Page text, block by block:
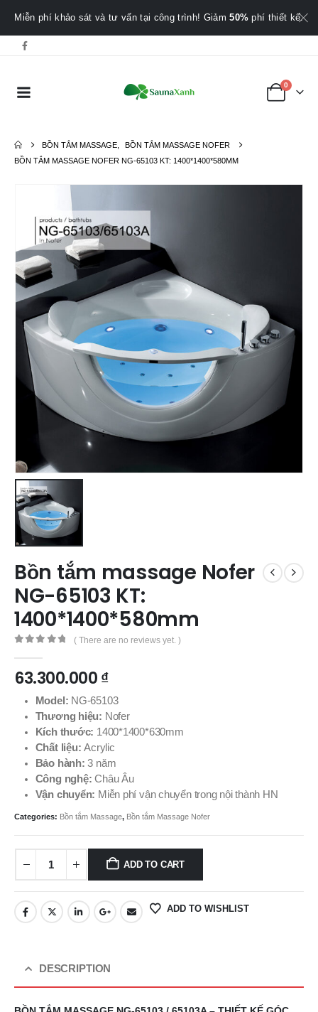
Miễn phí khảo sát và tư vấn tại công trình! Giảm50% phí thiết kế.
0
BỒN TẮM MASSAGE
BỒN TẮM MASSAGE NOFER
BỒN TẮM MASSAGE NOFER NG-65103 KT: 1400*1400*580MM
Bồn tắm massage Nofer
NG-65103 KT:
1400*1400*580mm
( There are no reviews yet. )
63.300.000₫
Model: NG-65103
Thương hiệu: Nofer
Kích thước: 1400*1400*630mm
Chất liệu: Acrylic
Bảo hành:3 năm
Công nghệ: Châu Âu
Vận chuyển: Miễn phí vận chuyển trong nội thành HN
Categories: Bồn tắm Massage, Bồn tắm Massage Nofer
ADD TO CART
ADD TO WISHLIST
DESCRIPTION